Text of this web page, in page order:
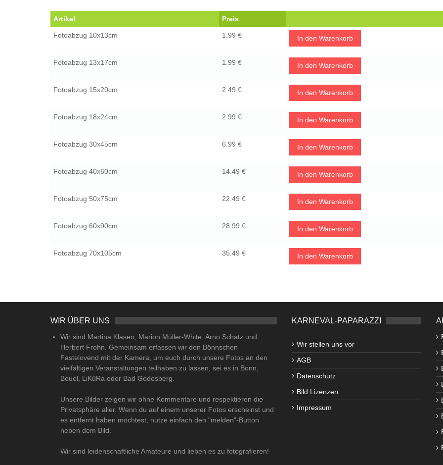
Artikel Preis
Fotoabzug 10x13cm 1.99 € In den Warenkorb
Fotoabzug 13x17cm 1.99 € In den Warenkorb
Fotoabzug 15x20cm 2.49 € In den Warenkorb
Fotoabzug 18x24cm 2.99 € In den Warenkorb
Fotoabzug 30x45cm 6.99 € In den Warenkorb
Fotoabzug 40x60cm 14.49 € In den Warenkorb
Fotoabzug 50x75cm 22.49 € In den Warenkorb
Fotoabzug 60x90cm 28.99 € In den Warenkorb
Fotoabzug 70x105cm 35.49 € In den Warenkorb
WIR ÜBER UNS
Wir sind Martina Klasen, Marion Müller-White, Arno Schatz und
Herbert Frohn. Gemeinsam erfassen wir den Bönnschen
Fastelovend mit der Kamera, um euch durch unsere Fotos an den
vielfältigen Veranstaltungen teilhaben zu lassen, sei es in Bonn,
Beuel, LiKüRa oder Bad Godesberg.
Unsere Bilder zeigen wir ohne Kommentare und respektieren die
Privatsphäre aller. Wenn du auf einem unserer Fotos erscheinst und
es entfernt haben möchtest, nutze einfach den "melden"-Button
neben dem Bild.
Wir sind leidenschaftliche Amateure und lieben es zu fotografieren!
KARNEVAL-PAPARAZZI
Wir stellen uns vor
AGB
Datenschutz
Bild Lizenzen
Impressum